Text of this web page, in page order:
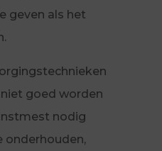
geven als het
goed worden
nodig
onderhouden,